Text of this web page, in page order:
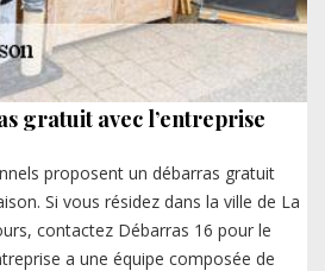
gratuit avec l’entreprise
proposent un débarras gratuit
Si vous résidez dans la ville de La
contactez Débarras 16 pour le
a une équipe composée de